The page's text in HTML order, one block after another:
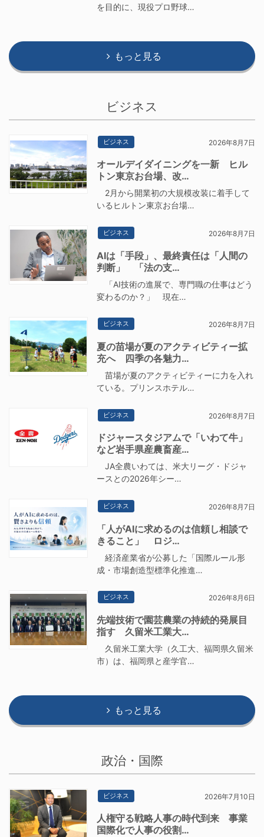
を目的に、現役プロ野球…
もっと見る
ビジネス
ビジネス 2026年8月7日
オールデイダイニングを一新 ヒル
トン東京お台場、改…
2月から開業初の大規模改装に着手して
いるヒルトン東京お台場…
ビジネス 2026年8月7日
AIは「手段」、最終責任は「人間の
判断」 「法の支…
「AI技術の進展で、専門職の仕事はどう
変わるのか？」 現在…
ビジネス 2026年8月7日
夏の苗場が夏のアクティビティー拡
充へ 四季の各魅力…
苗場が夏のアクティビティーに力を入れ
ている。プリンスホテル…
ビジネス 2026年8月7日
ドジャースタジアムで「いわて牛」
など岩手県産農畜産…
JA全農いわては、米大リーグ・ドジャ
ースとの2026年シー…
ビジネス 2026年8月7日
「人がAIに求めるのは信頼し相談で
きること」 ロジ…
経済産業省が公募した「国際ルール形
成・市場創造型標準化推進…
ビジネス 2026年8月6日
先端技術で園芸農業の持続的発展目
指す 久留米工業大…
久留米工業大学（久工大、福岡県久留米
市）は、福岡県と産学官…
もっと見る
政治・国際
ビジネス 2026年7月10日
人権守る戦略人事の時代到来 事業
国際化で人事の役割…